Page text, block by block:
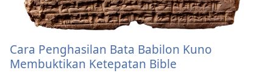
Cara Penghasilan Bata Babilon Kuno
Membuktikan Ketepatan Bible